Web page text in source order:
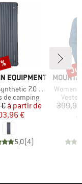
EQUIPMENT
7.0 Mat
group
de camping
Prix
Prix réduit
à partir de
€
5,0(4)
MARQUE
Article
Veste